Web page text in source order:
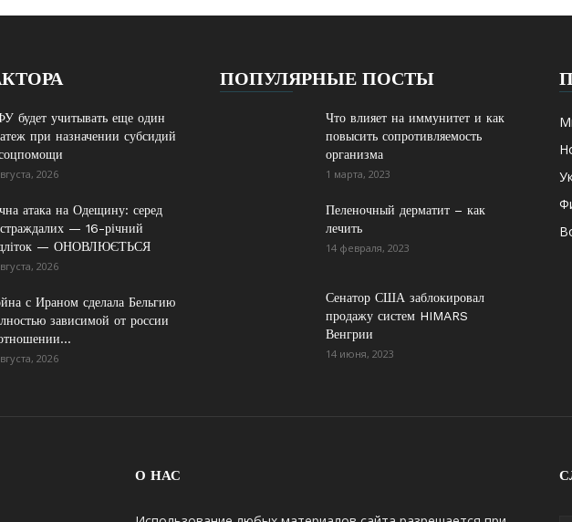
будет учитывать еще один
при назначении субсидий
2026
атака на Одещину: серед
— 16-річний
— ОНОВЛЮЄТЬСЯ
2026
с Ираном сделала Бельгию
зависимой от россии
2026
ПОПУЛЯРНЫЕ ПОСТЫ
Что влияет на иммунитет и как
повысить сопротивляемость
организма
1 марта, 2023
Пеленочный дерматит – как
лечить
14 февраля, 2023
Сенатор США заблокировал
продажу систем HIMARS
Венгрии
14 июня, 2023
О НАС